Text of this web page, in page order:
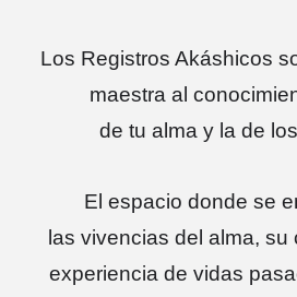
Los Registros Akáshicos
maestra al
de tu alma y la de
El espacio donde se
las vivencias del alma, su
experiencia de vidas